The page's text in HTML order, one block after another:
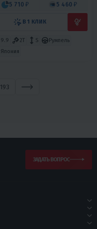
5 710 ₽ 5 460 ₽
В 1 КЛИК
9.9 2T S
Румпель
Япония
193
ЗАДАТЬ ВОПРОС